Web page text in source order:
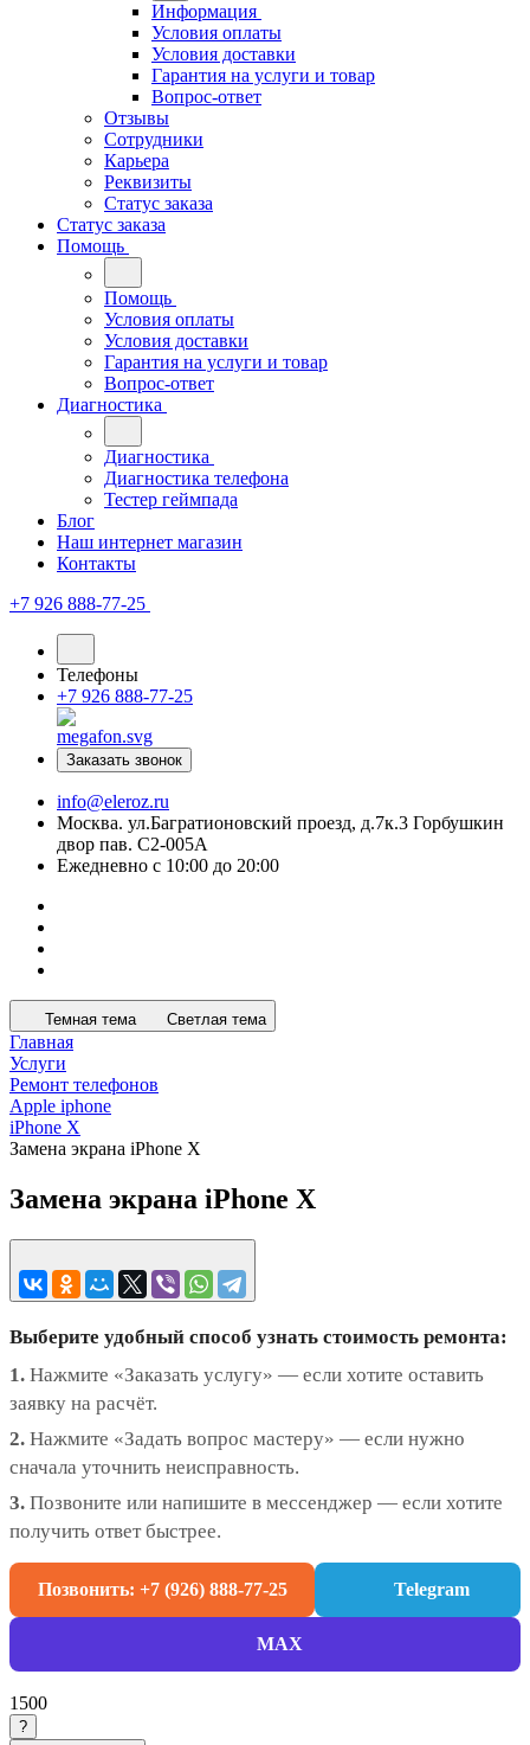
Информация
Условия оплаты
Условия доставки
Гарантия на услуги и товар
Вопрос-ответ
Отзывы
Сотрудники
Карьера
Реквизиты
Статус заказа
Статус заказа
Помощь
Помощь
Условия оплаты
Условия доставки
Гарантия на услуги и товар
Вопрос-ответ
Диагностика
Диагностика
Диагностика телефона
Тестер геймпада
Блог
Наш интернет магазин
Контакты
+7 926 888-77-25
Телефоны
+7 926 888-77-25
Заказать звонок
info@eleroz.ru
Москва. ул.Багратионовский проезд, д.7к.3 Горбушкин
двор пав. C2-005A
Ежедневно с 10:00 до 20:00
Темная тема Светлая тема
Главная
Услуги
Ремонт телефонов
Apple iphone
iPhone X
Замена экрана iPhone X
Замена экрана iPhone X
Выберите удобный способ узнать стоимость ремонта:
1. Нажмите «Заказать услугу» — если хотите оставить
заявку на расчёт.
2. Нажмите «Задать вопрос мастеру» — если нужно
сначала уточнить неисправность.
3. Позвоните или напишите в мессенджер — если хотите
получить ответ быстрее.
Позвонить: +7 (926) 888-77-25 Telegram
MAX
1500
?